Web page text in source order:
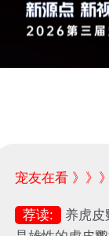
宠友在看 》》》
荐读:
养虎皮